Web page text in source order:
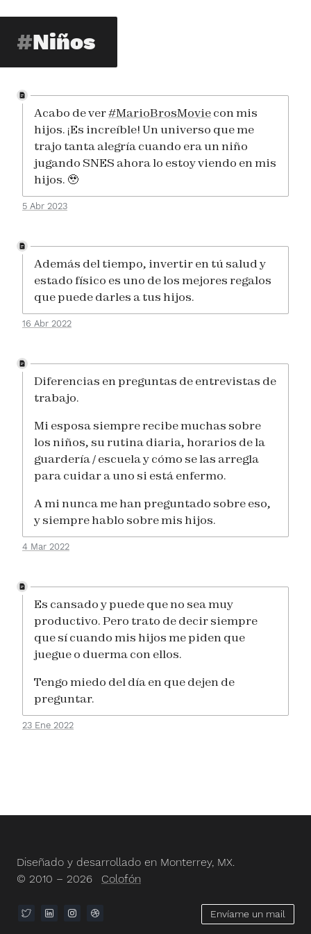
Niños
Acabo de ver#MarioBrosMovie con mis
hijos. ¡Es increíble! Un universo que me
trajo tanta alegría cuando era un niño
jugando SNES ahora lo estoy viendo en mis
hijos. 🥹
5 Abr 2023
Además del tiempo, invertir en tú salud y
estado físico es uno de los mejores regalos
que puede darles a tus hijos.
16 Abr 2022
Diferencias en preguntas de entrevistas de
trabajo.
Mi esposa siempre recibe muchas sobre
los niños, su rutina diaria, horarios de la
guardería / escuela y cómo se las arregla
para cuidar a uno si está enfermo.
A mi nunca me han preguntado sobre eso,
y siempre hablo sobre mis hijos.
4 Mar 2022
Es cansado y puede que no sea muy
productivo. Pero trato de decir siempre
que sí cuando mis hijos me piden que
juegue o duerma con ellos.
Tengo miedo del día en que dejen de
preguntar.
23 Ene 2022
Diseñado y desarrollado en Monterrey, MX.
© 2010 – 2026
Colofón
Envíame un mail